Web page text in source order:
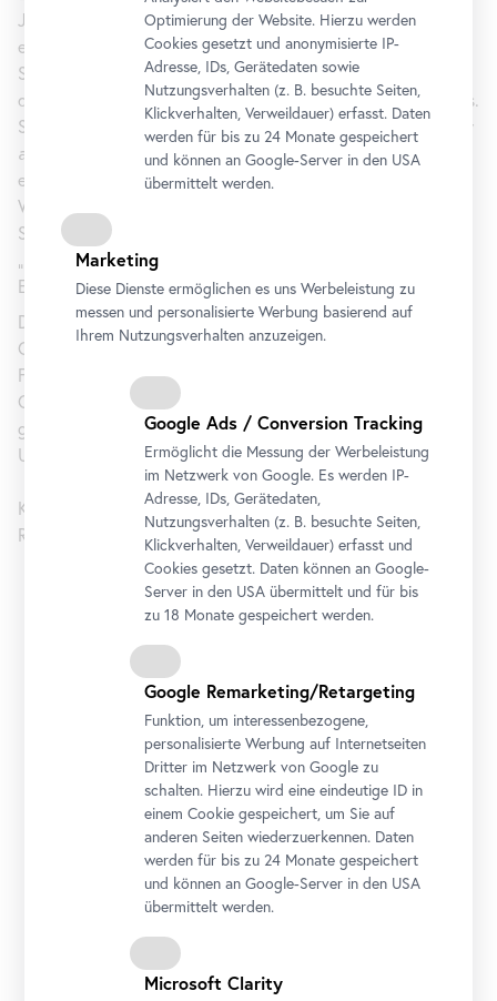
Jedenfalls kehrte Moorefield wenige Monate nach ihrem
ersten Besuch erneut in die Donaustadt zurück – und blieb.
Sie nahm ein Engagement an der Volksoper an und wurde in
den nächsten zwei Jahrzehnten zu einem ihrer größten Stars.
Sie sang und spielte Hauptrollen (u. a. inKissme Kate,Porgy
and Bess
), drehte zahlreiche Filme und veröffentlichte
erfolgreich Schallplatten. Sie ließ sich in Tracht vor der
Wiener Kulisse ablichten und war ein gern gesehener
Stargast auf Museumseröffnungen wie auch in den Heurigen.
„New Musical Star in Old Vienna“ titelte das amerikanische
Ebony-Magazine 1962.
Die Ausstellung,Lieber Broadway als Volksoperversammelt
Originalkulissen und -kostüme, Zeitungsartikel,
Fernsehausschnitte aus den ersten zehn Wiener Jahren von
Olive Moorefield – jenen Jahren, in denen die in den USA
gänzlich unbekannte Sängerin in der deutschsprachigen
Unterhaltungsindustrie ihre größten Erfolge feierte.
Kurator*innen: Dalia Ahmed, Joana Tischkau, Anta Helena
Recke, Elisabeth Hampe und Frieder Blume
Öffnungszeiten
Dienstag bis Sonntag
Abendöffnung: Donnerstag
11 bis 21 Uhr
Arsenalstraße 1, 1030 Wien
Optimierung der Website. Hierzu werden
Cookies gesetzt und anonymisierte IP-
Adresse, IDs, Gerätedaten sowie
Nutzungsverhalten (z. B. besuchte Seiten,
Klickverhalten, Verweildauer) erfasst. Daten
werden für bis zu 24 Monate gespeichert
und können an Google-Server in den USA
übermittelt werden.
Marketing
Diese Dienste ermöglichen es uns Werbeleistung zu
messen und personalisierte Werbung basierend auf
Ihrem Nutzungsverhalten anzuzeigen.
Google Ads / Conversion Tracking
Ermöglicht die Messung der Werbeleistung
im Netzwerk von Google. Es werden IP-
Adresse, IDs, Gerätedaten,
Nutzungsverhalten (z. B. besuchte Seiten,
Klickverhalten, Verweildauer) erfasst und
Cookies gesetzt. Daten können an Google-
Server in den USA übermittelt und für bis
zu 18 Monate gespeichert werden.
Google Remarketing/Retargeting
Funktion, um interessenbezogene,
personalisierte Werbung auf Internetseiten
Dritter im Netzwerk von Google zu
schalten. Hierzu wird eine eindeutige ID in
einem Cookie gespeichert, um Sie auf
anderen Seiten wiederzuerkennen. Daten
werden für bis zu 24 Monate gespeichert
und können an Google-Server in den USA
übermittelt werden.
Microsoft Clarity